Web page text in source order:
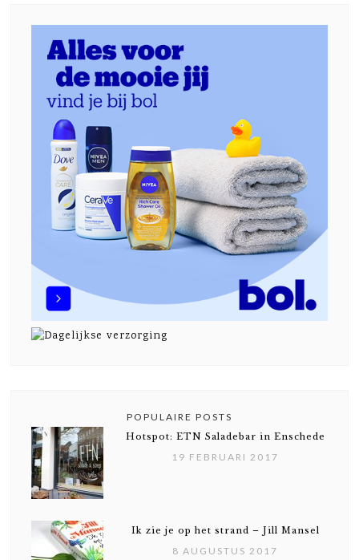
POPULAIRE POSTS
Hotspot: ETN Saladebar in Enschede
19 FEBRUARI 2017
Ik zie je op het strand – Jill Mansel
8 AUGUSTUS 2017